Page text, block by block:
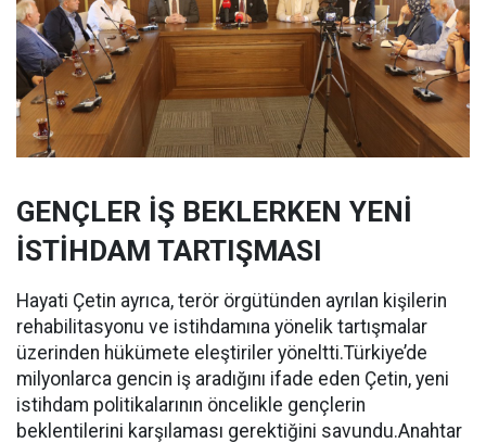
GENÇLER İŞ BEKLERKEN YENİ
İSTİHDAM TARTIŞMASI
Hayati Çetin ayrıca, terör örgütünden ayrılan kişilerin
rehabilitasyonu ve istihdamına yönelik tartışmalar
üzerinden hükümete eleştiriler yöneltti.Türkiye’de
milyonlarca gencin iş aradığını ifade eden Çetin, yeni
istihdam politikalarının öncelikle gençlerin
beklentilerini karşılaması gerektiğini savundu.Anahtar